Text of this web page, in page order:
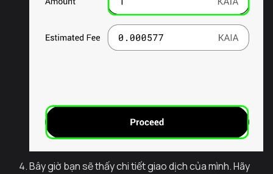
Bây giờ bạn sẽ thấy chi tiết giao dịch của mình. Hãy